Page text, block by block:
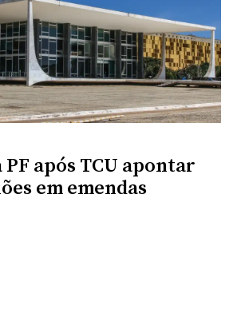
após TCU apontar
em emendas